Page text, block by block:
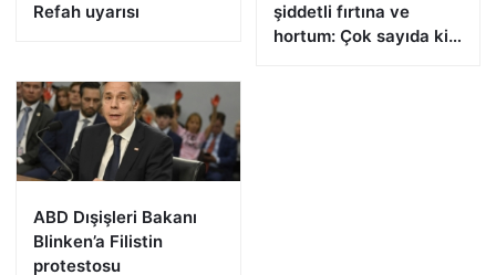
Refah uyarısı
şiddetli fırtına ve
hortum: Çok sayıda kişi
ABD Dışişleri Bakanı
Blinken’a Filistin
protestosu